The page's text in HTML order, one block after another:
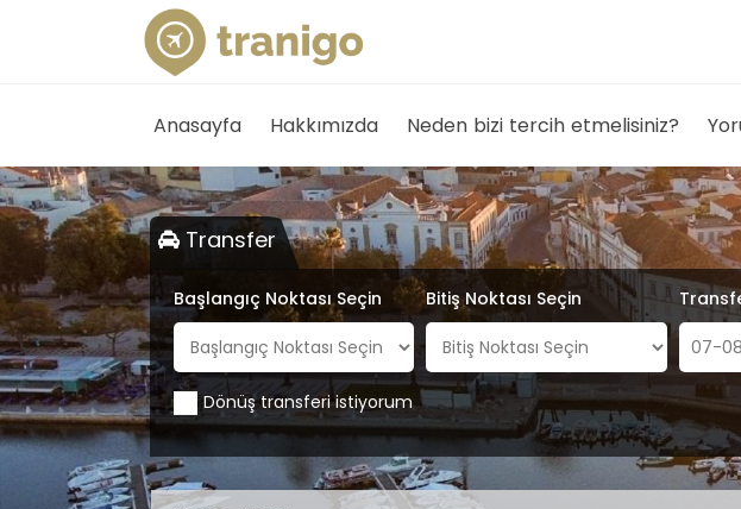
Anasayfa Hakkımızda Neden bizi tercih etmelisiniz?
Transfer
Başlangıç Noktası Seçin Bitiş Noktası Seçin
Dönüş transferi istiyorum